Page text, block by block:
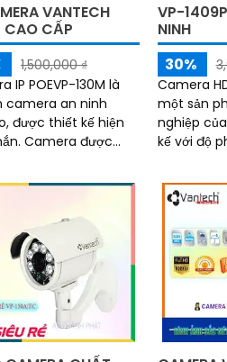
VANTECH
CAO CẤP
1,500,000 ₫
IP POEVP-130M là
camera an ninh
được thiết kế hiện
giúp...
VP-
NINH
30%
Camera
một sản
nghiệp của
kế với độ
camera